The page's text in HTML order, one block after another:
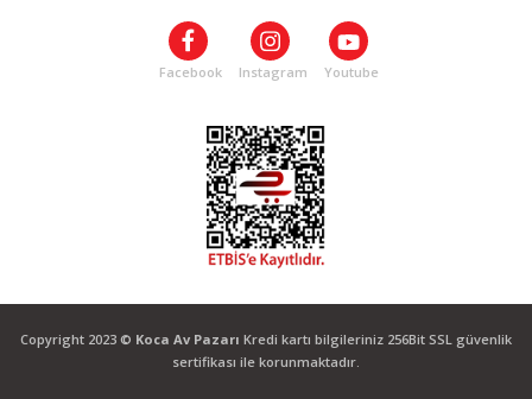
Facebook Instagram Youtube
Copyright 2023 © Koca Av Pazarı Kredi kartı bilgileriniz 256Bit SSL güvenlik
sertifikası ile korunmaktadır.